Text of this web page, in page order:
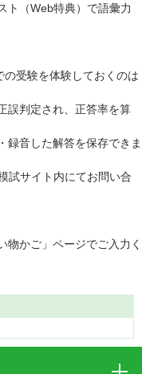
ト（Web特典）で語彙力
受験を体験しておくのは
判定され、正答率を算
音した解答を保存できま
試サイト内にてお問い合
かご」ページでご入力く